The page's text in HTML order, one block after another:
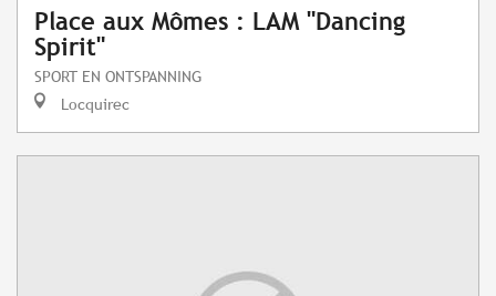
Place aux Mômes : LAM "Dancing
Spirit"
SPORT EN ONTSPANNING
Locquirec